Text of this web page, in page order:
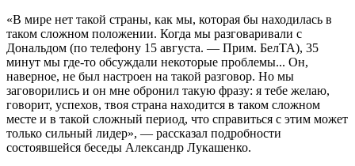
«В мире нет такой страны, как мы, которая бы находилась в
таком сложном положении. Когда мы разговаривали с
Дональдом (по телефону 15 августа. — Прим. БелТА), 35
минут мы где-то обсуждали некоторые проблемы... Он,
наверное, не был настроен на такой разговор. Но мы
заговорились и он мне обронил такую фразу: я тебе желаю,
говорит, успехов, твоя страна находится в таком сложном
месте и в такой сложный период, что справиться с этим может
только сильный лидер», — рассказал подробности
состоявшейся беседы Александр Лукашенко.